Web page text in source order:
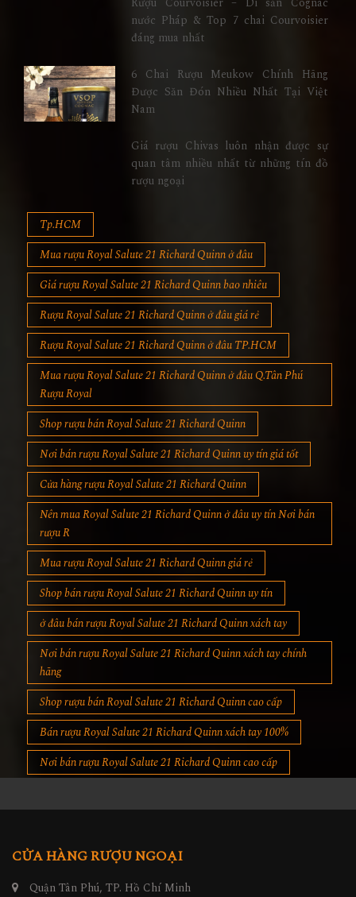
nước Pháp & Top 7 chai Courvoisier
đáng mua nhất
6 Chai Rượu Meukow Chính Hãng
Được Săn Đón Nhiều Nhất Tại Việt
Nam
Giá rượu Chivas luôn nhận được sự
quan tâm nhiều nhất từ những tín đồ
rượu ngoại
Tp.HCM
Mua rượu Royal Salute 21 Richard Quinn ở đâu
Giá rượu Royal Salute 21 Richard Quinn bao nhiêu
Rượu Royal Salute 21 Richard Quinn ở đâu giá rẻ
Rượu Royal Salute 21 Richard Quinn ở đâu TP.HCM
Mua rượu Royal Salute 21 Richard Quinn ở đâu Q.Tân Phú
Rượu Royal
Shop rượu bán Royal Salute 21 Richard Quinn
Nơi bán rượu Royal Salute 21 Richard Quinn uy tín giá tốt
Cửa hàng rượu Royal Salute 21 Richard Quinn
Nên mua Royal Salute 21 Richard Quinn ở đâu uy tín Nơi bán
rượu R
Mua rượu Royal Salute 21 Richard Quinn giá rẻ
Shop bán rượu Royal Salute 21 Richard Quinn uy tín
ở đâu bán rượu Royal Salute 21 Richard Quinn xách tay
Nơi bán rượu Royal Salute 21 Richard Quinn xách tay chính
hãng
Shop rượu bán Royal Salute 21 Richard Quinn cao cấp
Bán rượu Royal Salute 21 Richard Quinn xách tay 100%
Nơi bán rượu Royal Salute 21 Richard Quinn cao cấp
CỬA HÀNG RƯỢU NGOẠI
Quận Tân Phú, TP. Hồ Chí Minh